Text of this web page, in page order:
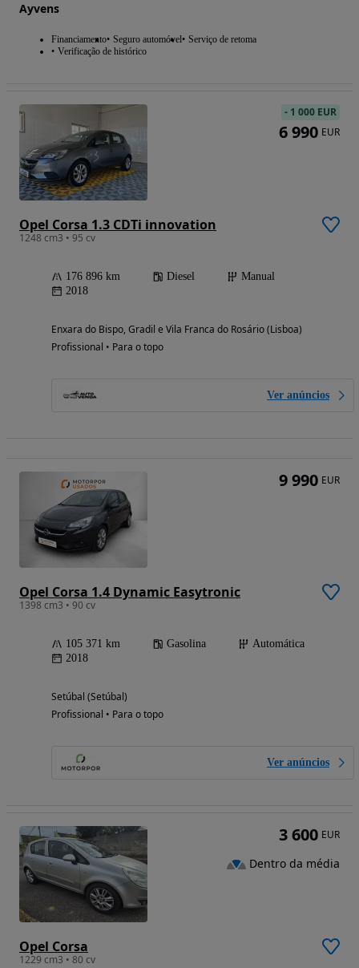
Ayvens
Financiamento Seguro automóvel Serviço de retoma
Verificação de histórico
Opel Corsa 1.3 CDTi innovation
1248 cm3 • 95 cv
176 896 km Diesel
Manual
2018
Enxara do Bispo, Gradil e Vila Franca do Rosário (Lisboa)
Profissional • Para o topo
Ver anúncios
- 1 000 EUR
6 990 EUR
Opel Corsa 1.4 Dynamic Easytronic
1398 cm3 • 90 cv
105 371 km Gasolina
Automática
2018
Setúbal (Setúbal)
Profissional • Para o topo
Ver anúncios
9 990 EUR
Opel Corsa
1229 cm3 • 80 cv
3 600 EUR
Dentro da média